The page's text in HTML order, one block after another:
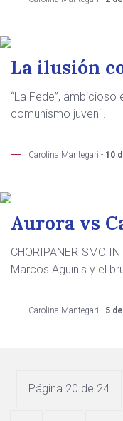
La ilusión
“La Fede”,
comunismo juvenil.
Carolina Mantegari - 10
Aurora vs
CHORIPANERISMO
Marcos Aguinis y el
Carolina Mantegari - 5
Página 20 de 24